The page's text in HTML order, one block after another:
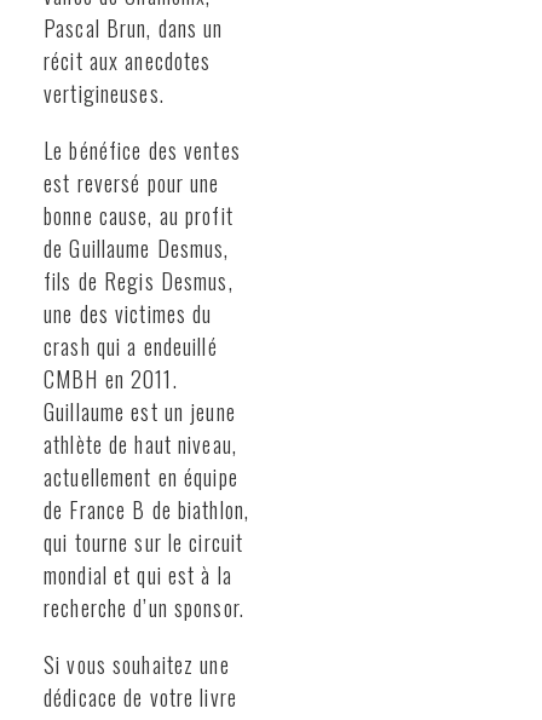
Pascal Brun, dans un
récit aux anecdotes
vertigineuses.
Le bénéfice des ventes
est reversé pour une
bonne cause, au profit
de Guillaume Desmus,
fils de Regis Desmus,
une des victimes du
crash qui a endeuillé
CMBH en 2011.
Guillaume est un jeune
athlète de haut niveau,
actuellement en équipe
de France B de biathlon,
qui tourne sur le circuit
mondial et qui est à la
recherche d’un sponsor.
Si vous souhaitez une
dédicace de votre livre